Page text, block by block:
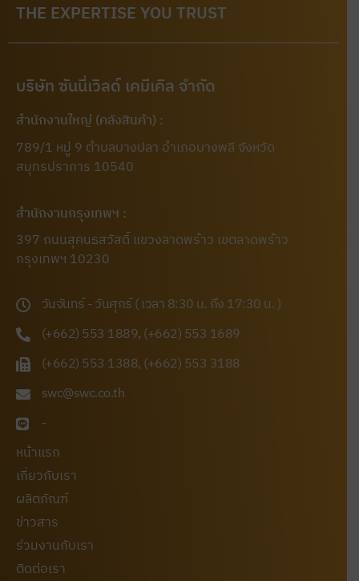
THE EXPERTISE YOU TRUST
บริษัท ซันนี่เวิลด์ เคมีเคิล จำกัด
สำนักงานใหญ่ (คลังสินค้า) :
789/1 หมู่ 9 ตำบลบางปลา อำเภอบางพลี จังหวัด
สมุทรปราการ 10540
สำนักงานกรุงเทพฯ :
397 ถนนสุคนธสวัสดิ์ แขวงลาดพร้าว เขตลาดพร้าว
กรุงเทพฯ 10230
วันจันทร์ - วันศุกร์ ( เวลา 8:30 น. ถึง 17:30 น. )
(+662) 553 1889, (+662) 553 1689
(+662) 553 1388, (+662) 553 3188
swc@swc.co.th
-
หน้าแรก
เกี่ยวกับเรา
ผลิตภัณฑ์
ข่าวสาร
ร่วมงานกับเรา
ติดต่อเรา